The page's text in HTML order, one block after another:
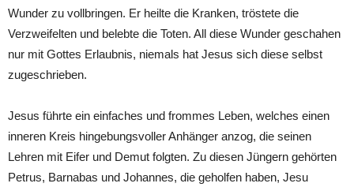
Wunder zu vollbringen. Er heilte die Kranken, tröstete die
Verzweifelten und belebte die Toten. All diese Wunder geschahen
nur mit Gottes Erlaubnis, niemals hat Jesus sich diese selbst
zugeschrieben.
Jesus führte ein einfaches und frommes Leben, welches einen
inneren Kreis hingebungsvoller Anhänger anzog, die seinen
Lehren mit Eifer und Demut folgten. Zu diesen Jüngern gehörten
Petrus, Barnabas und Johannes, die geholfen haben, Jesu